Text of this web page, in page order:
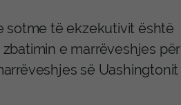
sotme të ekzekutivit është
e marrëveshjes për
së Uashingtonit